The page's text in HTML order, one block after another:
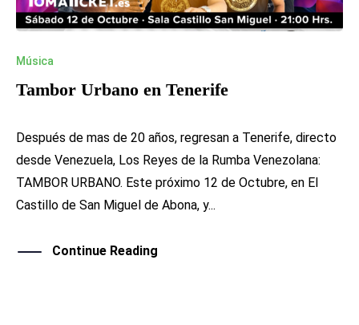
Música
Tambor Urbano en Tenerife
Después de mas de 20 años, regresan a Tenerife, directo
desde Venezuela, Los Reyes de la Rumba Venezolana:
TAMBOR URBANO. Este próximo 12 de Octubre, en El
Castillo de San Miguel de Abona, y...
Continue Reading